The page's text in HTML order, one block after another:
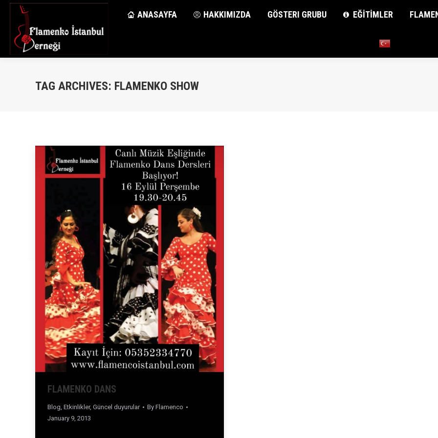
ANASAYFA HAKKIMIZDA GÖSTERI GRUBU EĞİTİMLER
TAG ARCHIVES: FLAMENKO SHOW
FLAMENKO DANS
Blog, Etkinlikler, Güncel duyurular By Flamenco
January 9, 2013
ANASAYFA HAKKIMIZDA GÖSTERI GRUBU EĞİTİMLER